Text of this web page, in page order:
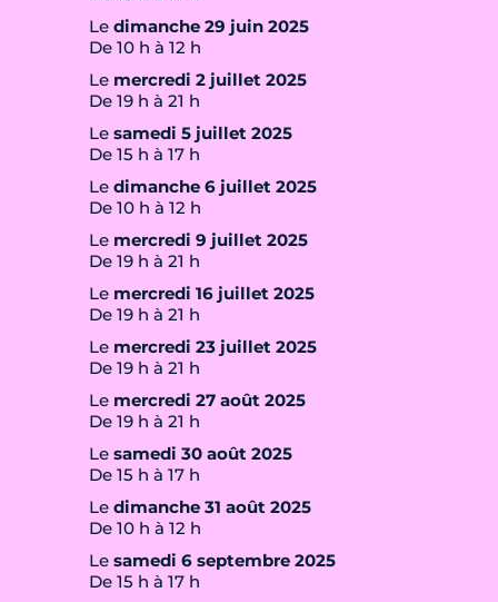
Le dimanche 29 juin 2025
De 10 h à 12 h
Le mercredi 2 juillet 2025
De 19 h à 21 h
Le samedi 5 juillet 2025
De 15 h à 17 h
Le dimanche 6 juillet 2025
De 10 h à 12 h
Le mercredi 9 juillet 2025
De 19 h à 21 h
Le mercredi 16 juillet 2025
De 19 h à 21 h
Le mercredi 23 juillet 2025
De 19 h à 21 h
Le mercredi 27 août 2025
De 19 h à 21 h
Le samedi 30 août 2025
De 15 h à 17 h
Le dimanche 31 août 2025
De 10 h à 12 h
Le samedi 6 septembre 2025
De 15 h à 17 h